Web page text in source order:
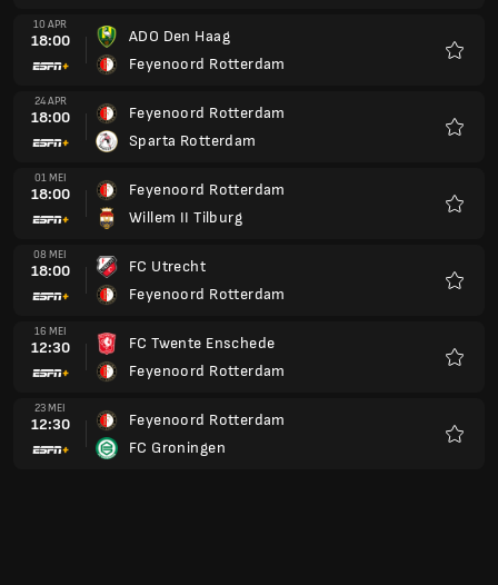
10 APR
18:00
ADO Den Haag
Feyenoord Rotterdam
24 APR
18:00
Feyenoord Rotterdam
Sparta Rotterdam
01 MEI
18:00
Feyenoord Rotterdam
Willem II Tilburg
08 MEI
18:00
FC Utrecht
Feyenoord Rotterdam
16 MEI
12:30
FC Twente Enschede
Feyenoord Rotterdam
23 MEI
12:30
Feyenoord Rotterdam
FC Groningen